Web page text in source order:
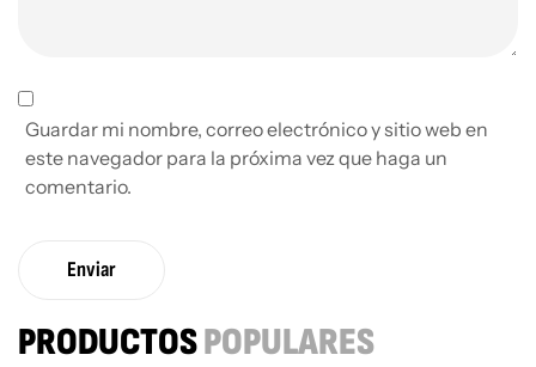
Guardar mi nombre, correo electrónico y sitio web en
este navegador para la próxima vez que haga un
comentario.
Enviar
PRODUCTOSPOPULARES